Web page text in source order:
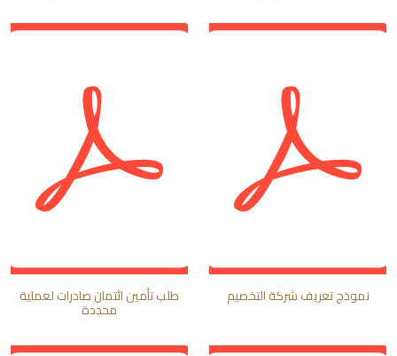
نموذج تعريف شركة التخصيم طلب تأمين ائتمان صادرات لعملية
محددة